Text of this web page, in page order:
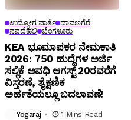
ಉದ್ಯೋಗ ವಾರ್ತೆ ದಾವಣಗೆರೆ
ನವದೆಹಲಿ ಬೆಂಗಳೂರು
KEA ಭೂಮಾಪಕರ ನೇಮಕಾತಿ
2026: 750 ಹುದ್ದೆಗಳ ಅರ್ಜಿ
ಸಲ್ಲಿಕೆ ಅವಧಿ ಆಗಸ್ಟ್ 20ರವರೆಗೆ
ವಿಸ್ತರಣೆ, ಶೈಕ್ಷಣಿಕ
ಅರ್ಹತೆಯಲ್ಲೂ ಬದಲಾವಣೆ!
Yogaraj 1 Mins Read